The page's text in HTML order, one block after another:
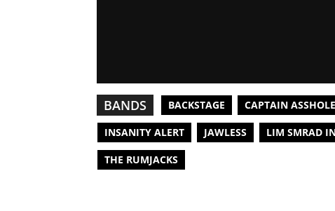
BANDS BACKSTAGE CAPTAIN ASSHOLE
INSANITY ALERT JAWLESS LIM SMRAD
THE RUMJACKS